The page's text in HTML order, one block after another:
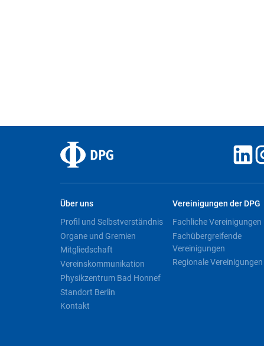
Über uns
Profil und Selbstverständnis
Organe und Gremien
Mitgliedschaft
Vereinskommunikation
Physikzentrum Bad Honnef
Standort Berlin
Kontakt
Vereinigungen der DPG
Fachliche Vereinigungen
Fachübergreifende
Vereinigungen
Regionale Vereinigungen